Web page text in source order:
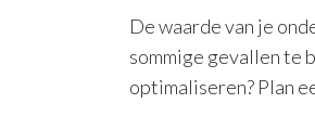
De waarde van je
sommige gevallen te
optimaliseren? Plan